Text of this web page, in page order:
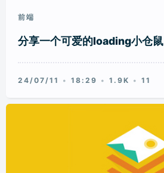
前端
分享一个可爱的loading小仓鼠
24/07/11 18:29 1.9K 11